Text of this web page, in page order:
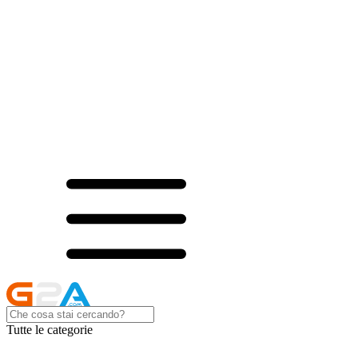
Tutte le categorie